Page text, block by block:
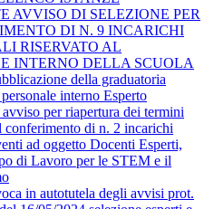
AVVISO DI SELEZIONE PER
DI N. 9 INCARICHI
RISERVATO AL
INTERNO DELLA SCUOLA
della graduatoria
interno Esperto
per riapertura dei termini
conferimento di n. 2 incarichi
ad oggetto Docenti Esperti,
di Lavoro per le STEM e il
in autotutela degli avvisi prot.